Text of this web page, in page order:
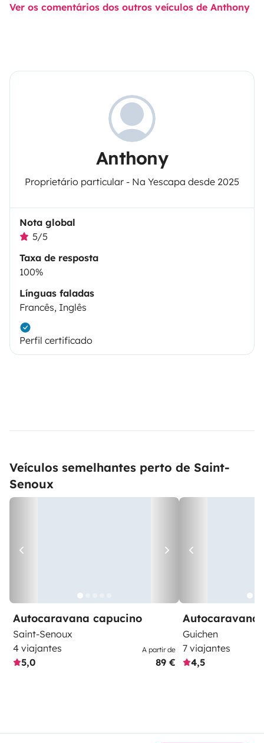
Ver os comentários dos outros veículos de Anthony
Anthony
Proprietário particular - Na Yescapa desde 2025
Nota global
5/5
Taxa de resposta
100%
Línguas faladas
Francês, Inglês
Perfil certificado
Veículos semelhantes perto de Saint-
Senoux
Autocaravana capucino
Saint-Senoux
4 viajantes
5,0
A partir de
89 €
Autocaravana
Guichen
7 viajantes
4,5